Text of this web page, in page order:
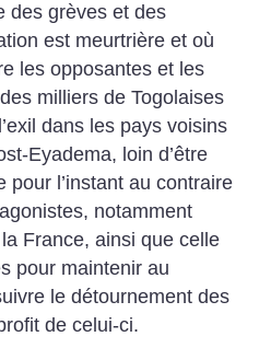
des grèves et des
est meurtrière et où
les opposantes et les
milliers de Togolaises
dans les pays voisins
Eyadema, loin d’être
pour l’instant au contraire
notamment
France, ainsi que celle
pour maintenir au
le détournement des
de celui-ci.